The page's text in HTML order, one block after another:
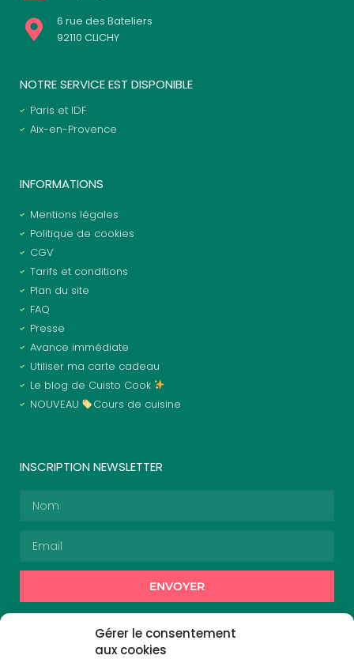
Gérer le consentement
aux cookies
6 rue des Bateliers
92110 CLICHY
NOTRE SERVICE EST DISPONIBLE
Paris et IDF
Aix-en-Provence
INFORMATIONS
Mentions légales
Politique de cookies
CGV
Tarifs et conditions
Plan du site
FAQ
Presse
Avance immédiate
Utiliser ma carte cadeau
Le blog de Cuisto Cook
NOUVEAU
Cours de cuisine
INSCRIPTION NEWSLETTER
ENVOYER
Alternative:
En vous inscrivant, vous acceptez de recevoir des
communications de la part de Cuisto Cook.